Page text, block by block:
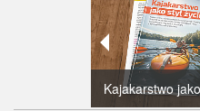
Kajakarstwo